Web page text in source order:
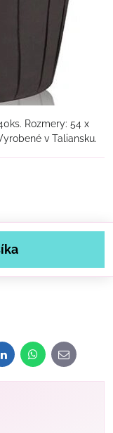
Rozmery: 54 x
v Taliansku.
LinkedInWhatsApp
E-
mail